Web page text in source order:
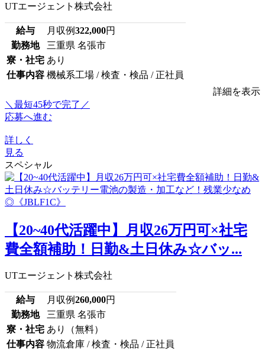
UTエージェント株式会社
給与 月収例322,000円
勤務地
三重県 名張市
寮・社宅 あり
仕事内容 機械系工場 / 検査・検品 / 正社員
詳細を表示
＼最短45秒で完了／
応募へ進む
詳しく
見る
スペシャル
【20~40代活躍中】月収26万円可×社宅
費全額補助！日勤&土日休み☆バッ...
UTエージェント株式会社
給与 月収例260,000円
勤務地
三重県 名張市
寮・社宅 あり（無料）
仕事内容 物流倉庫 / 検査・検品 / 正社員